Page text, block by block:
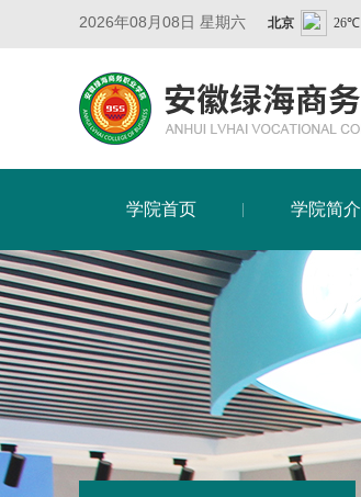
2026年08月08日 星期六
学院首页 学院简介